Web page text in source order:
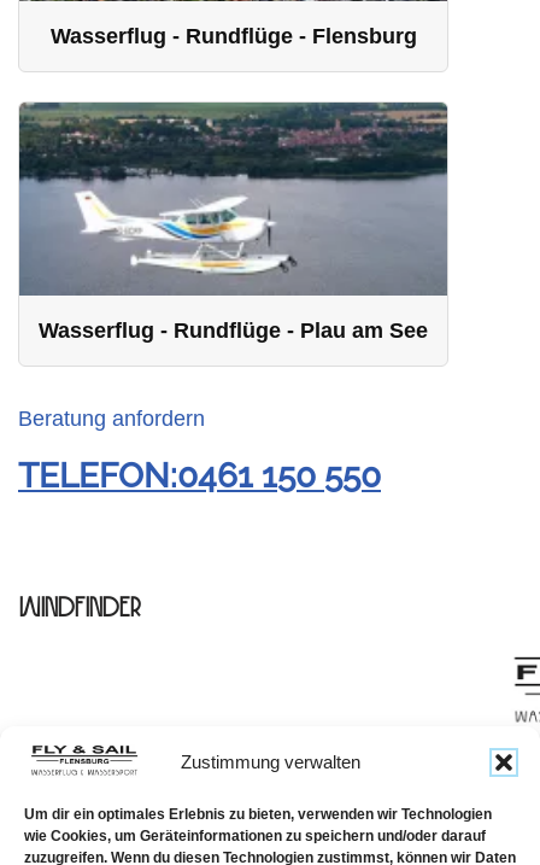
Zustimmung verwalten
Um dir ein optimales Erlebnis zu bieten, verwenden wir Technologien
wie Cookies, um Geräteinformationen zu speichern und/oder darauf
zuzugreifen. Wenn du diesen Technologien zustimmst, können wir Daten
Wasserflug - Rundflüge - Flensburg
Wasserflug - Rundflüge - Plau am See
Beratung anfordern
TELEFON:0461 150 550
Windfinder